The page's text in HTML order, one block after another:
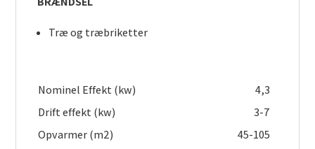
Træ og træbriketter
Nominel Effekt (kw)
4,3
Drift effekt (kw)
3-7
Opvarmer (m2)
45-105